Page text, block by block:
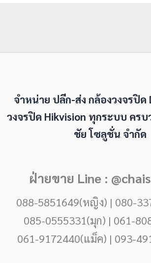
จำหน่าย ปลีก-ส่ง กล้องวงจรปิด
วงจรปิด Hikvision ทุกระบบ ครบ
ชัย โซลูชั่น จำกัด
ฝ่ายขาย Line :
088-5851649(หญิง) | 080-
085-0555331(มุก) | 061-
061-9172440(แม็ค) | 093-